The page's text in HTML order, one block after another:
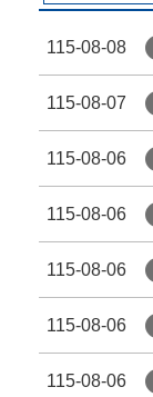
115-08-08
115-08-07
115-08-06
115-08-06
115-08-06
115-08-06
115-08-06